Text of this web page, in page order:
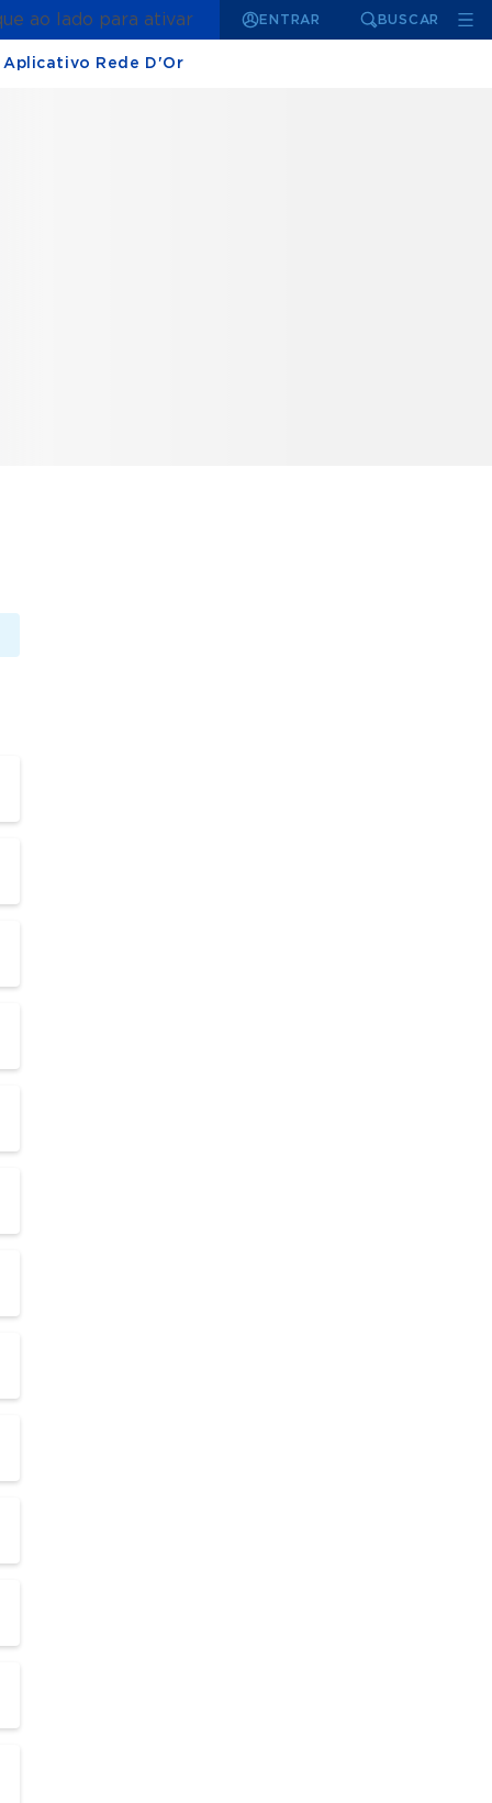
ao lado para ativar ENTRAR BUSCAR
Aplicativo Rede D'Or